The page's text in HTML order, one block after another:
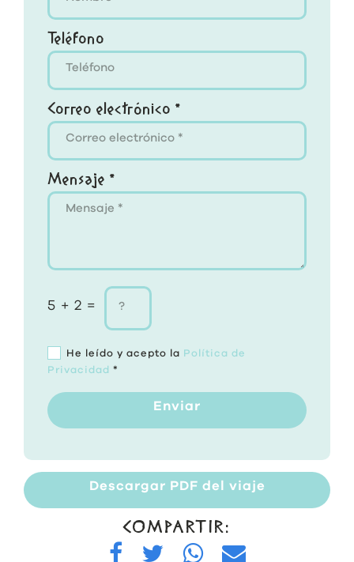
Teléfono
Correo electrónico *
Mensaje *
5 + 2 =
He leído y acepto la Política de
Privacidad *
Enviar
Descargar PDF del viaje
COMPARTIR: